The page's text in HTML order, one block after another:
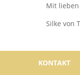
KONTAKT
Mit
Silke von